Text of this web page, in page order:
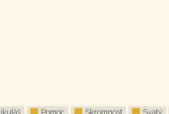
Pomoc Skromnost Svatý